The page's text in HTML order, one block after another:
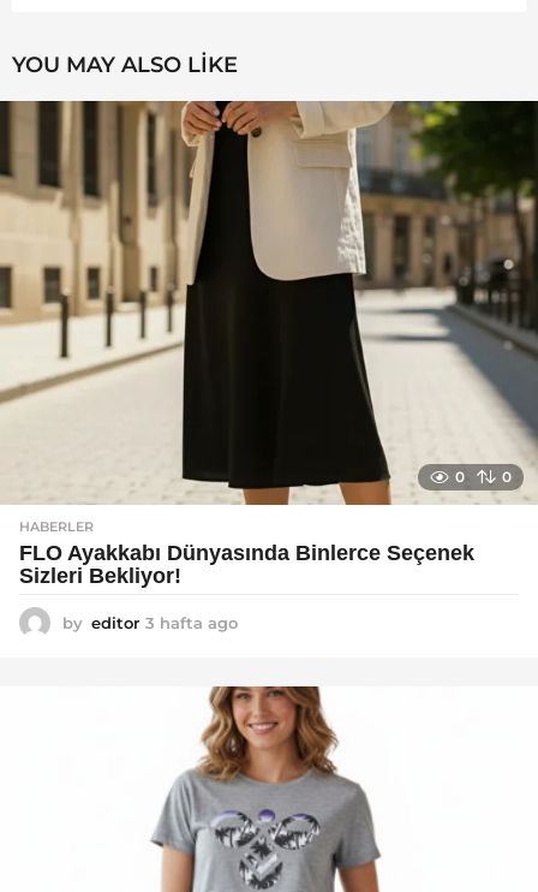
YOU MAY ALSO LIKE
0 0
HABERLER
FLO Ayakkabı Dünyasında Binlerce Seçenek
Sizleri Bekliyor!
by editor 3 hafta ago
a
g
o